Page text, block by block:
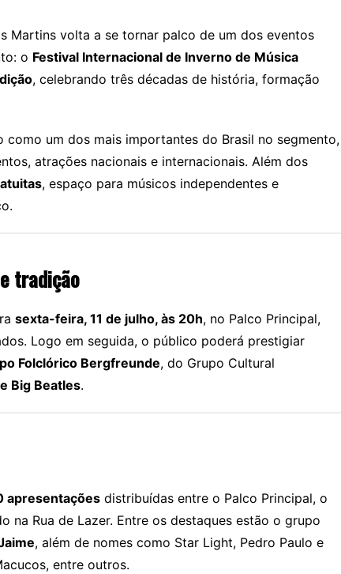
Martins volta a se tornar palco de um dos eventos
o Festival Internacional de Inverno de Música
, celebrando três décadas de história, formação
como um dos mais importantes do Brasil no segmento,
atrações nacionais e internacionais. Além dos
, espaço para músicos independentes e
tradição
sexta-feira, 11 de julho, às 20h, no Palco Principal,
Logo em seguida, o público poderá prestigiar
Folclórico Bergfreunde, do Grupo Cultural
Big Beatles.
apresentações distribuídas entre o Palco Principal, o
na Rua de Lazer. Entre os destaques estão o grupo
, além de nomes como Star Light, Pedro Paulo e
entre outros.